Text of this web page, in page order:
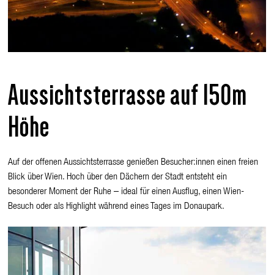
Aussichtsterrasse auf 150m
Höhe
Auf der offenen Aussichtsterrasse genießen Besucher:innen einen freien
Blick über Wien. Hoch über den Dächern der Stadt entsteht ein
besonderer Moment der Ruhe – ideal für einen Ausflug, einen Wien-
Besuch oder als Highlight während eines Tages im Donaupark.